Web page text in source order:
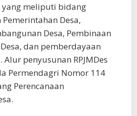
yang meliputi bidang
Desa,
Desa, Pembinaan
dan pemberdayaan
Alur penyusunan RPJMDes
Permendagri Nomor 114
Perencanaan